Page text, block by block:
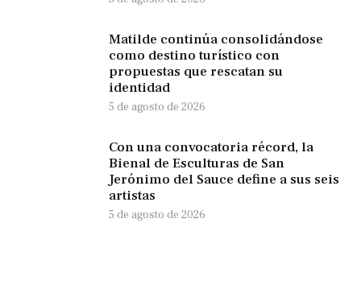
Matilde continúa consolidándose
como destino turístico con
propuestas que rescatan su
identidad
5 de agosto de 2026
Con una convocatoria récord, la
Bienal de Esculturas de San
Jerónimo del Sauce define a sus seis
artistas
5 de agosto de 2026